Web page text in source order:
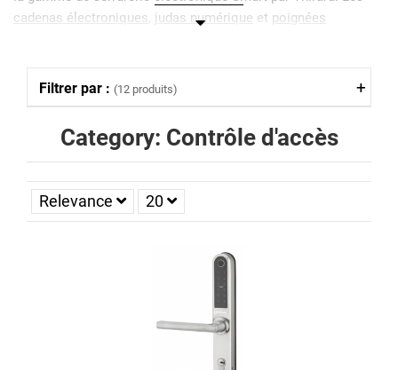
cadenas électroniques, judas numérique et poignées
pouvez même gérer à distance les droits d'accès de vos
poignées connectées. Cette technologie intelligente brevetée
fonctionne avec le Wifi et le Bluetooth de votre téléphone.
Plus besoin de mémoriser de code ou d'utiliser de clé. Finis
les clés perdues et les portés clé qui pèse 2kg, gardez
simplement votre téléphone près de vous !
Category: Contrôle d'accès
Relevance 20
Filtrer par : (12 produits)